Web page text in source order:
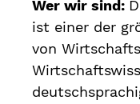
Wer wir sind:
ist einer der
von